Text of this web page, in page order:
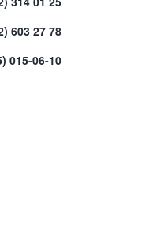
603 27 78
015-06-10